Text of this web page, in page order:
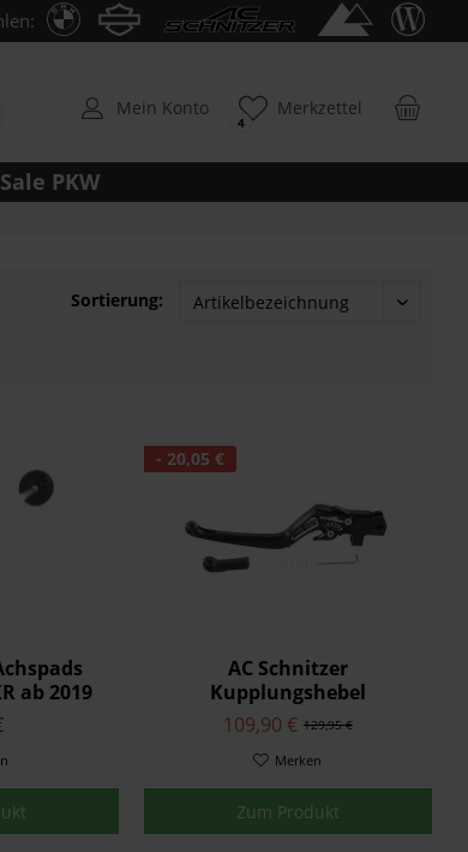
4
Merkzettel
Mein Konto
Sale PKW
Sortierung:
ab 2019
- 20,05 €
AC Schnitzer
Kupplungshebel
verstellbar AC S2 S 1000 XR
129,95 €
109,90 €
Merken
Zum Produkt